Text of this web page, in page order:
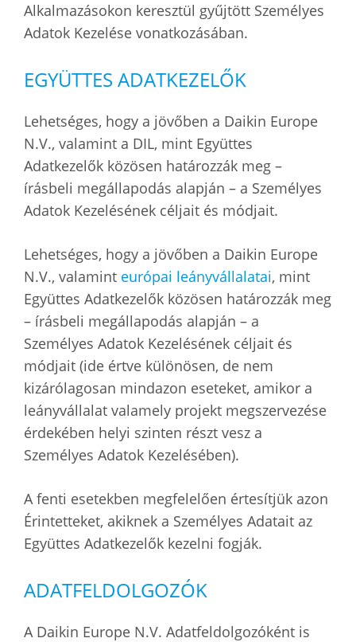
Alkalmazásokon keresztül gyűjtött Személyes
Adatok Kezelése vonatkozásában.
EGYÜTTES ADATKEZELŐK
Lehetséges, hogy a jövőben a Daikin Europe
N.V., valamint a DIL, mint Együttes
Adatkezelők közösen határozzák meg –
írásbeli megállapodás alapján – a Személyes
Adatok Kezelésének céljait és módjait.
Lehetséges, hogy a jövőben a Daikin Europe
N.V., valamint európai leányvállalatai, mint
Együttes Adatkezelők közösen határozzák meg
– írásbeli megállapodás alapján – a
Személyes Adatok Kezelésének céljait és
módjait (ide értve különösen, de nem
kizárólagosan mindazon eseteket, amikor a
leányvállalat valamely projekt megszervezése
érdekében helyi szinten részt vesz a
Személyes Adatok Kezelésében).
A fenti esetekben megfelelően értesítjük azon
Érintetteket, akiknek a Személyes Adatait az
Együttes Adatkezelők kezelni fogják.
ADATFELDOLGOZÓK
A Daikin Europe N.V. Adatfeldolgozóként is